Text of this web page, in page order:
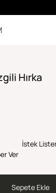
Hırka
İstek
Ver